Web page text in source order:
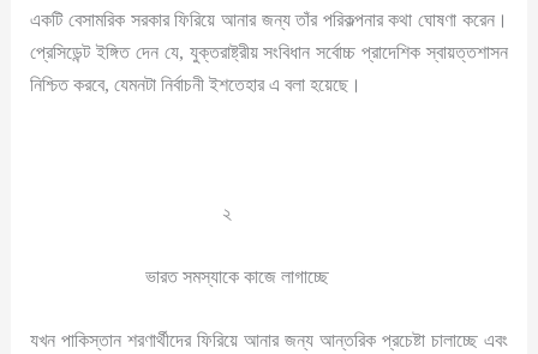
একটি বেসামরিক সরকার ফিরিয়ে আনার জন্য তাঁর পরিকল্পনার কথা ঘোষণা করেন।
প্রেসিডেন্ট ইঙ্গিত দেন যে, যুক্তরাষ্ট্রীয় সংবিধান সর্বোচ্চ প্রাদেশিক স্বায়ত্তশাসন
নিশ্চিত করবে, যেমনটা নির্বাচনী ইশতেহার এ বলা হয়েছে।
২
ভারত সমস্যাকে কাজে লাগাচ্ছে
যখন পাকিস্তান শরণার্থীদের ফিরিয়ে আনার জন্য আন্তরিক প্রচেষ্টা চালাচ্ছে এবং